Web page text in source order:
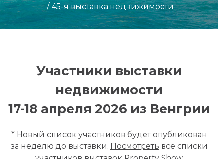
45-я выставка недвижимости
Участники выставки
недвижимости
17-18 апреля 2026 из Венгрии
* Новый список участников будет опубликован
за неделю до выставки. Посмотреть все списки